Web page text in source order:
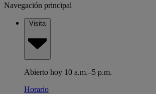
Navegación principal
Visita
Abierto hoy 10 a.m.–5 p.m.
Horario